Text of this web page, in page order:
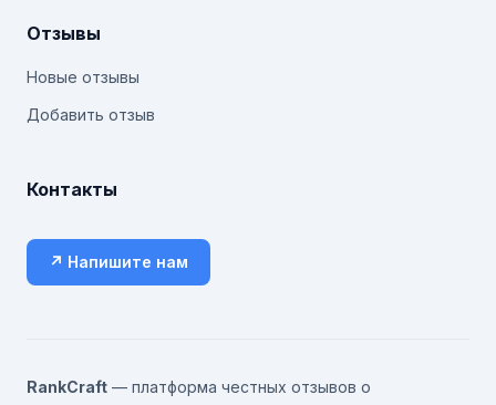
Отзывы
Новые отзывы
Добавить отзыв
Контакты
↗ Напишите нам
RankCraft — платформа честных отзывов о